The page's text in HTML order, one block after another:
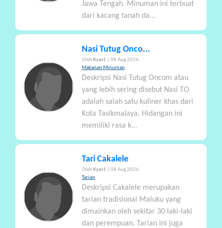
Jawa Tengah. Minuman ini terbuat
dari kacang tanah da...
Nasi Tutug Onco...
Oleh Kyas1
| 08 Aug 2026.
Makanan Minuman
Deskripsi Nasi Tutug Oncom atau
yang lebih sering disebut Nasi TO
adalah salah satu kuliner khas dari
Kota Tasikmalaya. Hidangan ini
memiliki rasa k...
Tari Cakalele
Oleh Kyas1
| 08 Aug 2026.
Tarian
Deskripsi Cakalele merupakan
tarian tradisional Maluku yang
dimainkan oleh sekitar 30 laki-laki
dan perempuan. Tarian ini juga